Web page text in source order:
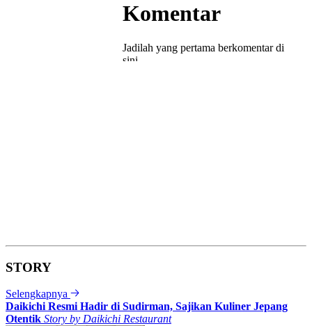
STORY
Selengkapnya
Daikichi Resmi Hadir di Sudirman, Sajikan Kuliner Jepang
Otentik Story by Daikichi Restaurant